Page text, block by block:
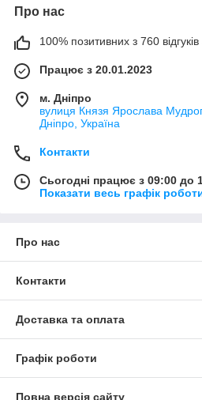
Про нас
100% позитивних з 760 відгуків
Працює з 20.01.2023
м. Дніпро
вулиця Князя Ярослава
Дніпро, Україна
Контакти
Сьогодні працює з 09:00 до
Показати весь графік
Про нас
Контакти
Доставка та оплата
Графік роботи
Повна версія сайту